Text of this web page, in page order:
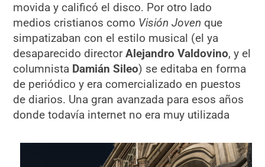
movida y calificó el disco. Por otro lado
medios cristianos como Visión Joven que
simpatizaban con el estilo musical (el ya
desaparecido directorAlejandro Valdovino, y el
columnista Damián Sileo) se editaba en forma
de periódico y era comercializado en puestos
de diarios. Una gran avanzada para esos años
donde todavía internet no era muy utilizada